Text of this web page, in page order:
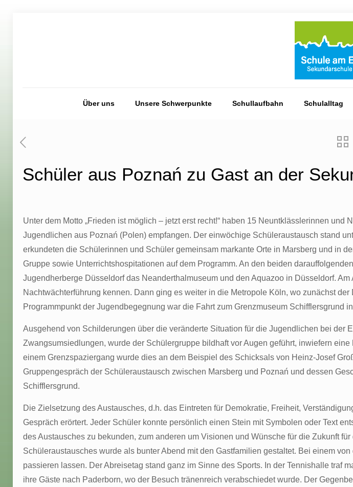
Über uns Unsere Schwerpunkte Schullaufbahn Schulalltag
Schüler aus Poznań zu Gast an der
Unter dem Motto „Frieden ist möglich – jetzt erst recht!“ haben 15 Neuntklässlerinnen
Jugendlichen aus Poznań (Polen) empfangen. Der einwöchige Schüleraustausch stand
erkundeten die Schülerinnen und Schüler gemeinsam markante Orte in Marsberg und in
Gruppe sowie Unterrichtshospitationen auf dem Programm. An den beiden
Jugendherberge Düsseldorf das Neanderthalmuseum und den Aquazoo in Düsseldorf.
Nachtwächterführung kennen. Dann ging es weiter in die Metropole Köln, wo zunächst
Programmpunkt der Jugendbegegnung war die Fahrt zum Grenzmuseum Schifflersgrund
Ausgehend von Schilderungen über die veränderte Situation für die Jugendlichen bei der
Zwangsumsiedlungen, wurde der Schülergruppe bildhaft vor Augen geführt, inwiefern
einem Grenzspaziergang wurde dies an dem Beispiel des Schicksals von Heinz-Josef
Gruppengespräch der Schüleraustausch zwischen Marsberg und Poznań und dessen
Schifflersgrund.
Die Zielsetzung des Austausches, d.h. das Eintreten für Demokratie, Freiheit,
Gespräch erörtert. Jeder Schüler konnte persönlich einen Stein mit Symbolen oder Text
des Austausches zu bekunden, zum anderen um Visionen und Wünsche für die Zukunft
Schüleraustausches wurde als bunter Abend mit den Gastfamilien gestaltet. Bei einem
passieren lassen. Der Abreisetag stand ganz im Sinne des Sports. In der Tennishalle traf
ihre Gäste nach Paderborn, wo der Besuch tränenreich verabschiedet wurde. Der